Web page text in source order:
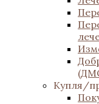
Купля/